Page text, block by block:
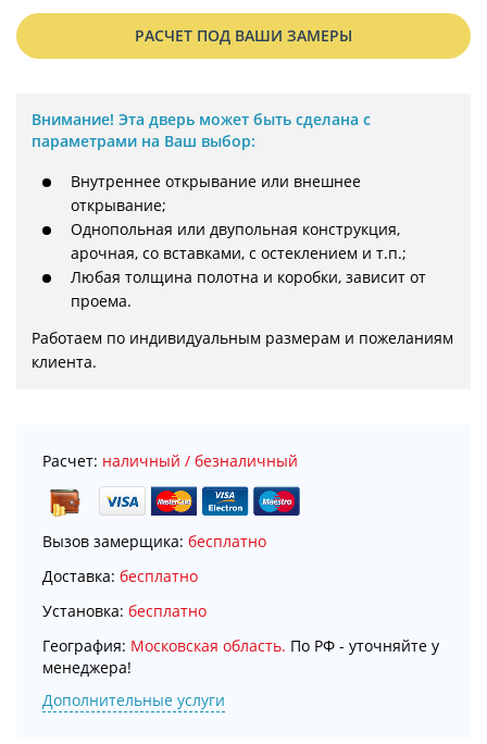
РАСЧЕТ ПОД ВАШИ ЗАМЕРЫ
Внимание! Эта дверь может быть сделана с
параметрами на Ваш выбор:
Внутреннее открывание или внешнее
открывание;
Однопольная или двупольная конструкция,
арочная, со вставками, с остеклением и т.п.;
Любая толщина полотна и коробки, зависит от
проема.
Работаем по индивидуальным размерам и пожеланиям
клиента.
Расчет: наличный / безналичный
Вызов замерщика: бесплатно
Доставка: бесплатно
Установка: бесплатно
География: Московская область. По РФ - уточняйте у
менеджера!
Дополнительные услуги